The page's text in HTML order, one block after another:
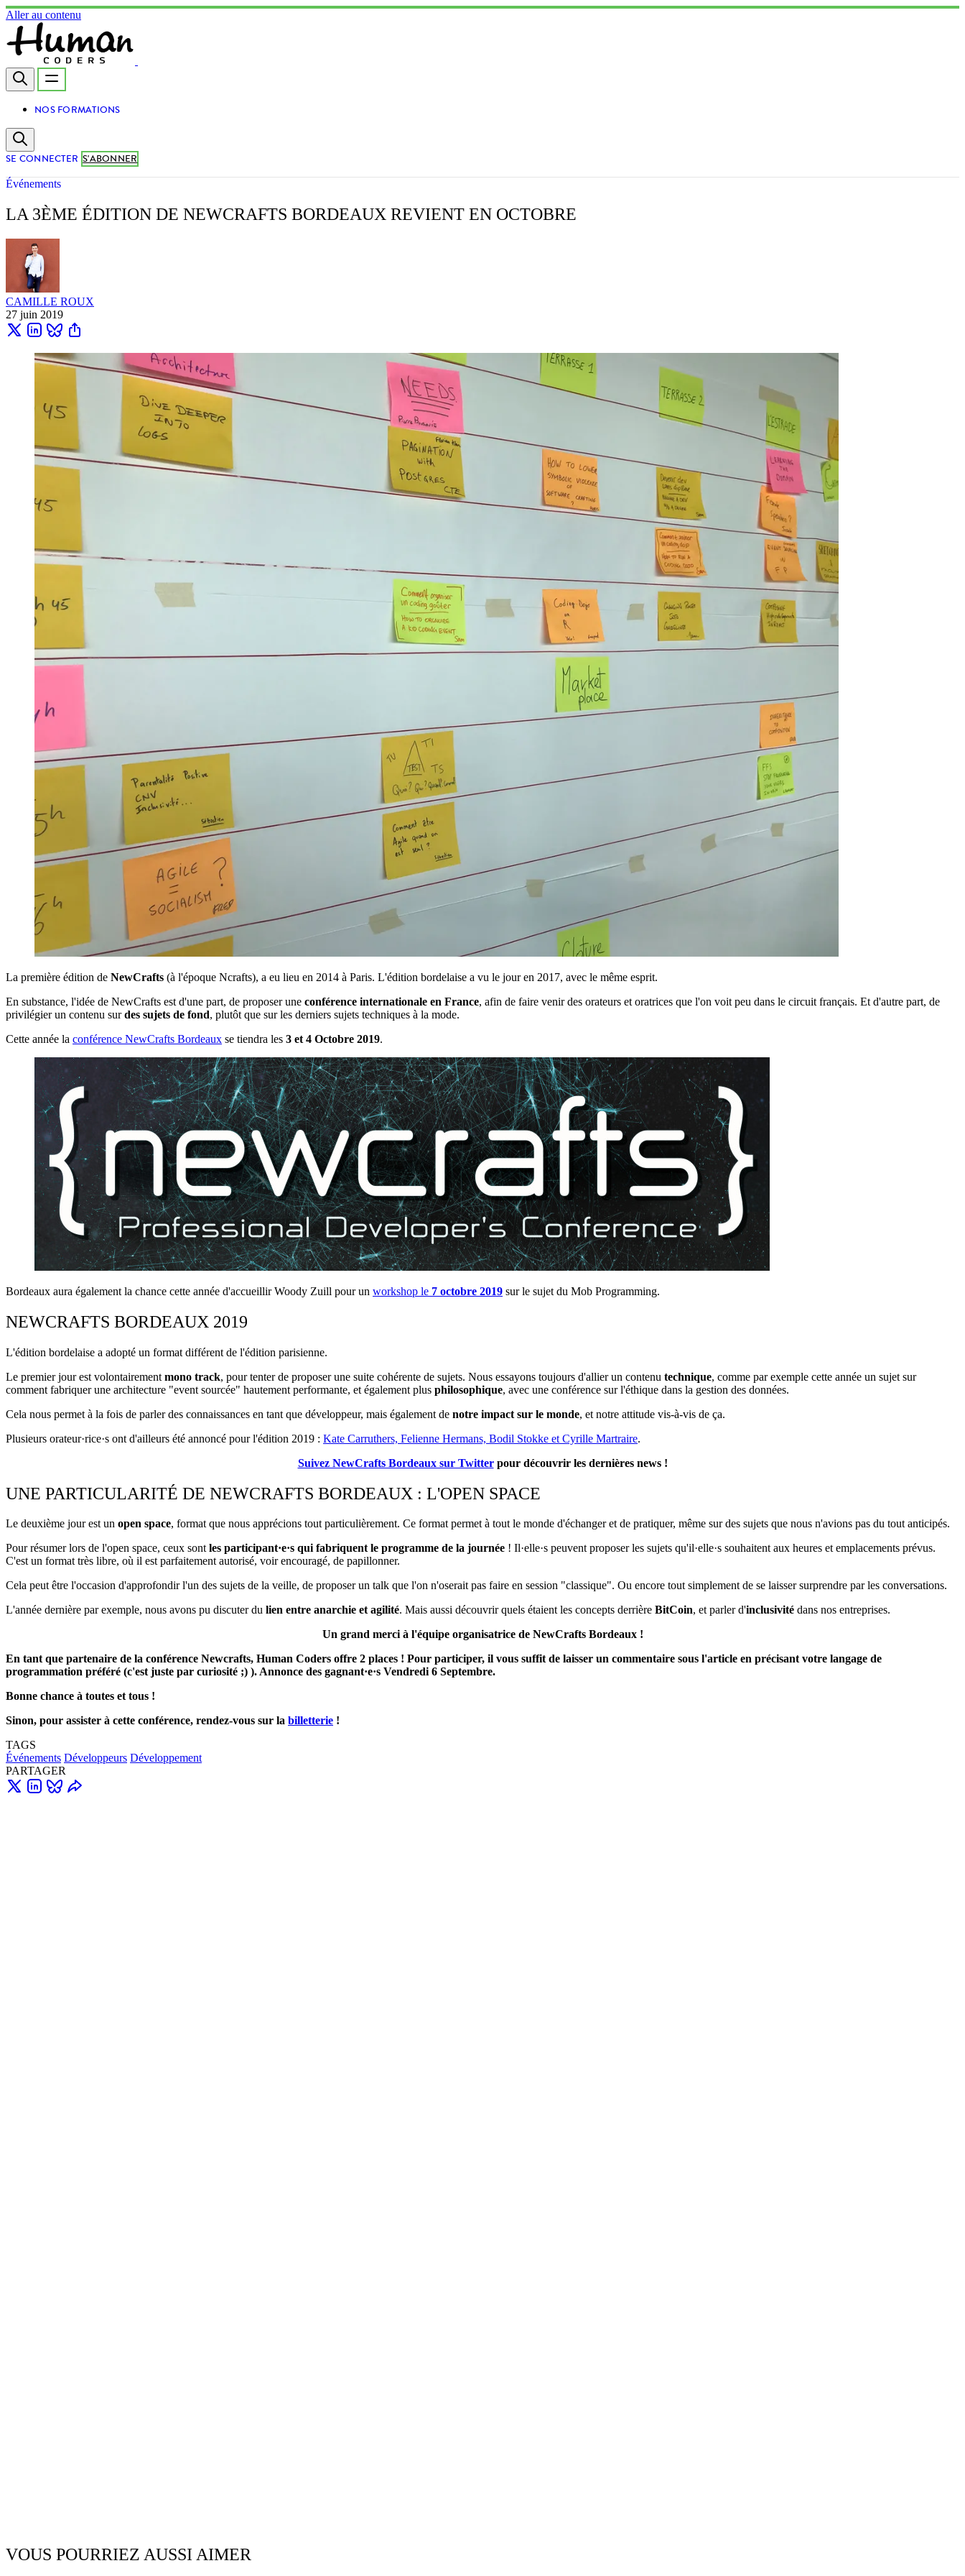
Aller au contenu
NOS FORMATIONS
SE CONNECTER S'ABONNER
Événements
LA 3ÈME ÉDITION DE NEWCRAFTS BORDEAUX REVIENT EN OCTOBRE
CAMILLE ROUX
27 juin 2019
La première édition de NewCrafts (à l'époque Ncrafts), a eu lieu en 2014 à Paris. L'édition bordelaise a vu le jour en 2017, avec le même esprit.
En substance, l'idée de NewCrafts est d'une part, de proposer une conférence internationale en France, afin de faire venir des orateurs et oratrices que l'on voit peu dans le circuit français. Et d'autre part, de
privilégier un contenu surdes sujets de fond, plutôt que sur les derniers sujets techniques à la mode.
Cette année la conférence NewCrafts Bordeaux se tiendra les 3 et 4 Octobre 2019.
Bordeaux aura également la chance cette année d'accueillir Woody Zuill pour un workshop le 7 octobre 2019 sur le sujet du Mob Programming.
NEWCRAFTS BORDEAUX 2019
L'édition bordelaise a adopté un format différent de l'édition parisienne.
Le premier jour est volontairement mono track, pour tenter de proposer une suite cohérente de sujets. Nous essayons toujours d'allier un contenu technique, comme par exemple cette année un sujet sur
comment fabriquer une architecture "event sourcée" hautement performante, et également plus philosophique, avec une conférence sur l'éthique dans la gestion des données.
Cela nous permet à la fois de parler des connaissances en tant que développeur, mais également de notre impact sur le monde, et notre attitude vis-à-vis de ça.
Plusieurs orateur·rice·s ont d'ailleurs été annoncé pour l'édition 2019 : Kate Carruthers, Felienne Hermans, Bodil Stokke et Cyrille Martraire.
Suivez NewCrafts Bordeaux sur Twitterpour découvrir les dernières news !
UNE PARTICULARITÉ DE NEWCRAFTS BORDEAUX : L'OPEN SPACE
Le deuxième jour est un open space, format que nous apprécions tout particulièrement. Ce format permet à tout le monde d'échanger et de pratiquer, même sur des sujets que nous n'avions pas du tout anticipés.
Pour résumer lors de l'open space, ceux sontles participant·e·s qui fabriquent le programme de la journée ! Il·elle·s peuvent proposer les sujets qu'il·elle·s souhaitent aux heures et emplacements prévus.
C'est un format très libre, où il est parfaitement autorisé, voir encouragé, de papillonner.
Cela peut être l'occasion d'approfondir l'un des sujets de la veille, de proposer un talk que l'on n'oserait pas faire en session "classique". Ou encore tout simplement de se laisser surprendre par les conversations.
L'année dernière par exemple, nous avons pu discuter du lien entre anarchie et agilité. Mais aussi découvrir quels étaient les concepts derrière BitCoin, et parler d'inclusivité dans nos entreprises.
Un grand merci à l'équipe organisatrice de NewCrafts Bordeaux !
En tant que partenaire de la conférence Newcrafts, Human Coders offre 2 places ! Pour participer, il vous suffit de laisser un commentaire sous l'article en précisant votre langage de
programmation préféré (c'est juste par curiosité ;) ). Annonce des gagnant·e·s Vendredi 6 Septembre.
Bonne chance à toutes et tous !
Sinon, pour assister à cette conférence, rendez-vous sur la billetterie !
TAGS
Événements Développeurs Développement
PARTAGER
VOUS POURRIEZ AUSSI AIMER